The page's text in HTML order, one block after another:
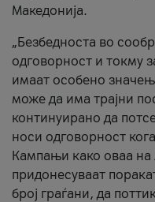
Македонија.
„Безбедноста во
одговорност и токму
имаат особено
може да има трајни
континуирано да
носи одговорност
Кампањи како оваа на
придонесуваат
број граѓани, да